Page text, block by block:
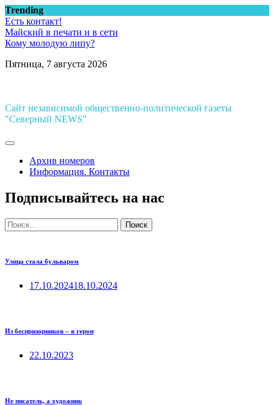
Перейти
к
содержимому
Trending
Есть контакт!
Майский в печати и в сети
Кому молодую липу?
Пятница, 7 августа 2026
Сайт независимой общественно-политической газеты
"Северный NEWS"
Архив номеров
Информация. Контакты
Подписывайтесь на нас
Найти:
Улица стала бульваром
17.10.202418.10.2024
Из беспризорников – в герои
22.10.2023
Не писатель, а художник